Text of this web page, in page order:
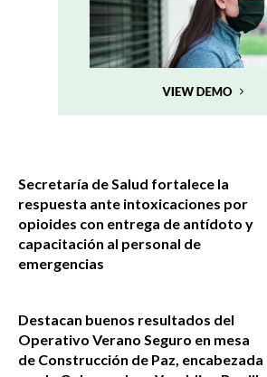
Secretaría de Salud fortalece la
respuesta ante intoxicaciones por
opioides con entrega de antídoto y
capacitación al personal de
emergencias
Destacan buenos resultados del
Operativo Verano Seguro en mesa
de Construcción de Paz, encabezada